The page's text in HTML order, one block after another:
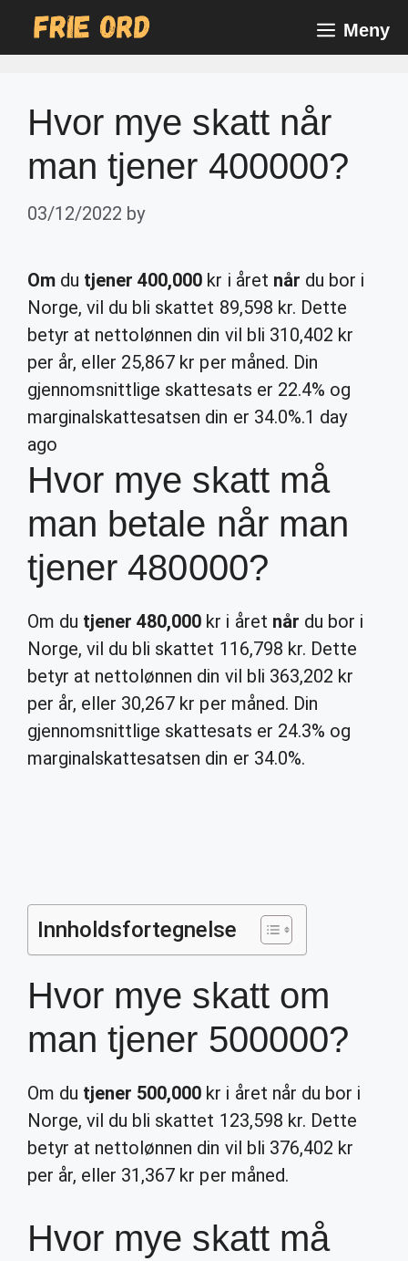
Meny
Hvor mye skatt når
man tjener 400000?
03/12/2022 by
Om du tjener 400,000 kr i året når du bor i
Norge, vil du bli skattet 89,598 kr. Dette
betyr at nettolønnen din vil bli 310,402 kr
per år, eller 25,867 kr per måned. Din
gjennomsnittlige skattesats er 22.4% og
marginalskattesatsen din er 34.0%.1 day
ago
Hvor mye skatt må
man betale når man
tjener 480000?
Om du tjener 480,000 kr i året når du bor i
Norge, vil du bli skattet 116,798 kr. Dette
betyr at nettolønnen din vil bli 363,202 kr
per år, eller 30,267 kr per måned. Din
gjennomsnittlige skattesats er 24.3% og
marginalskattesatsen din er 34.0%.
Innholdsfortegnelse
Hvor mye skatt om
man tjener 500000?
Om du tjener 500,000 kr i året når du bor i
Norge, vil du bli skattet 123,598 kr. Dette
betyr at nettolønnen din vil bli 376,402 kr
per år, eller 31,367 kr per måned.
Hvor mye skatt må